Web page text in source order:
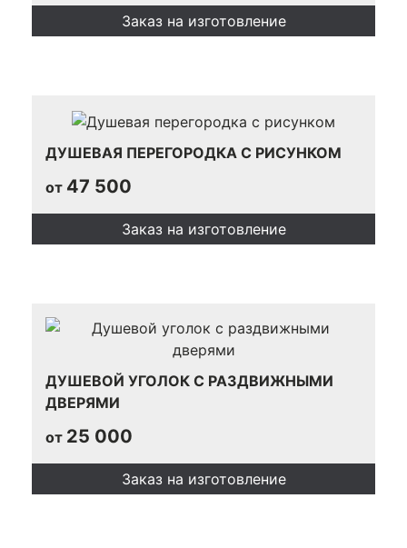
Заказ на изготовление
ДУШЕВАЯ ПЕРЕГОРОДКА С РИСУНКОМ
от 47 500
Заказ на изготовление
ДУШЕВОЙ УГОЛОК С РАЗДВИЖНЫМИ
ДВЕРЯМИ
от 25 000
Заказ на изготовление